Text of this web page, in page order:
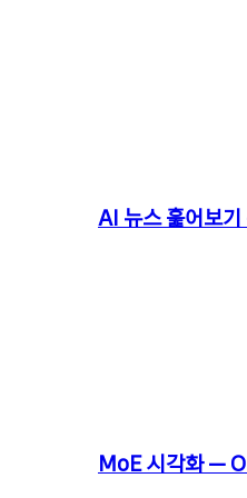
AI 뉴스 훑어보
MoE 시각화 –